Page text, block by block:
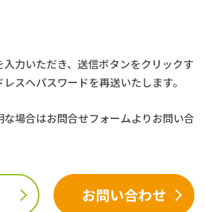
力いただき、送信ボタンをクリックす
スへパスワードを再送いたします。
場合はお問合せフォームよりお問い合
お問い合わせ